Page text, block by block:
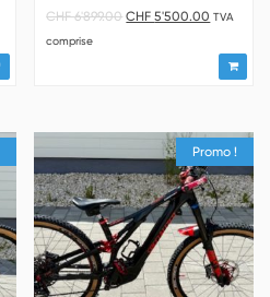
CHF6'899.00 CHF5'500.00 TVA
comprise
Promo !